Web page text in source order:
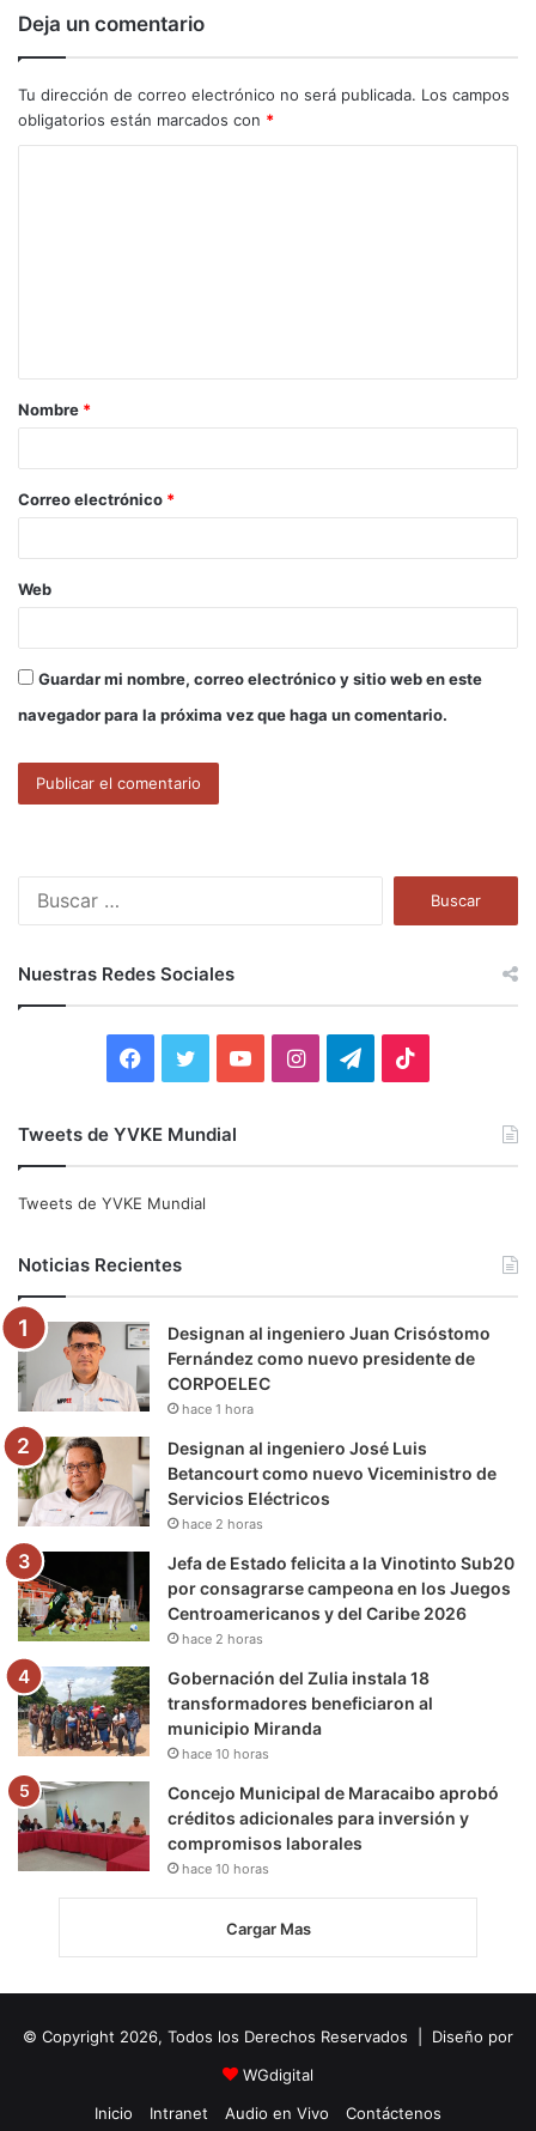
Deja un comentario
Tu dirección de correo electrónico no será publicada. Los campos
obligatorios están marcados con *
a
r
*
Nombre *
Correo electrónico *
Web
Guardar mi nombre, correo electrónico y sitio web en este
navegador para la próxima vez que haga un comentario.
r
:
Nuestras Redes Sociales
e
o
o
k
t
e
r
b
e
I
g
r
m
r
a
k
Tweets de YVKE Mundial
Tweets de YVKE Mundial
Noticias Recientes
Designan al ingeniero Juan Crisóstomo
Fernández como nuevo presidente de
CORPOELEC
hace 1 hora
Designan al ingeniero José Luis
Betancourt como nuevo Viceministro de
Servicios Eléctricos
hace 2 horas
Jefa de Estado felicita a la Vinotinto Sub20
por consagrarse campeona en los Juegos
Centroamericanos y del Caribe 2026
hace 2 horas
Gobernación del Zulia instala 18
transformadores beneficiaron al
municipio Miranda
hace 10 horas
Concejo Municipal de Maracaibo aprobó
créditos adicionales para inversión y
compromisos laborales
hace 10 horas
Cargar Mas
© Copyright 2026, Todos los Derechos Reservados | Diseño por
WGdigital
Inicio
Intranet Audio en Vivo Contáctenos